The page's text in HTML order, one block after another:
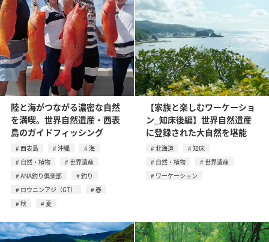
陸と海がつながる濃密な自然
を満喫。世界自然遺産・西表
島のガイドフィッシング
西表島 沖縄
海
自然・植物
世界遺産
ANA釣り倶楽部
釣り
ロウニンアジ（GT）
春
秋
夏
【家族と楽しむワーケーショ
ン_知床後編】世界自然遺産
に登録された大自然を堪能
北海道
知床
自然・植物
世界遺産
ワーケーション